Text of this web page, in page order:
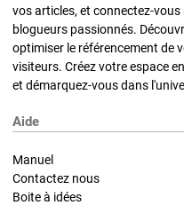
vos articles, et connectez-
blogueurs passionnés.
optimiser le référencement de
visiteurs. Créez votre espace
et démarquez-vous dans
Aide
Manuel
Contactez nous
Boite à idées